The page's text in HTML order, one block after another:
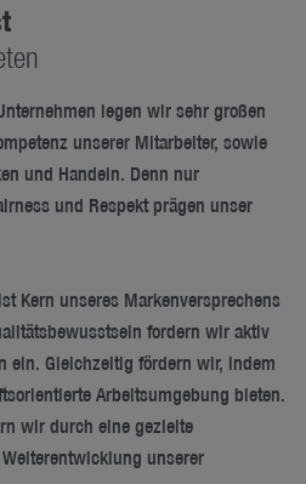
legen wir sehr großen
unserer Mitarbeiter, sowie
und Handeln. Denn nur
und Respekt prägen unser
Kern unseres Markenversprechens
fordern wir aktiv
ein. Gleichzeitig fördern wir, indem
Arbeitsumgebung bieten.
wir durch eine gezielte
unserer